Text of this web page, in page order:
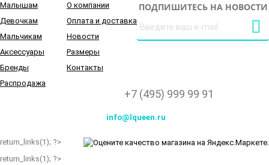
Малышам
Девочкам
Мальчикам
Аксессуары
Бренды
Распродажа
О компании
Оплата и доставка
Новости
Размеры
Контакты
ПОДПИШИТЕСЬ НА НОВОСТИ
+7 (495) 999 99 91
info@lqueen.ru
return_links(1); ?>
return_links(1); ?>